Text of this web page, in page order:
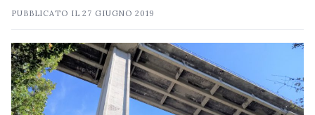
PUBBLICATO IL27 GIUGNO 2019